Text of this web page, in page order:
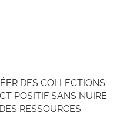
DES COLLECTIONS
POSITIF SANS NUIRE
RESSOURCES